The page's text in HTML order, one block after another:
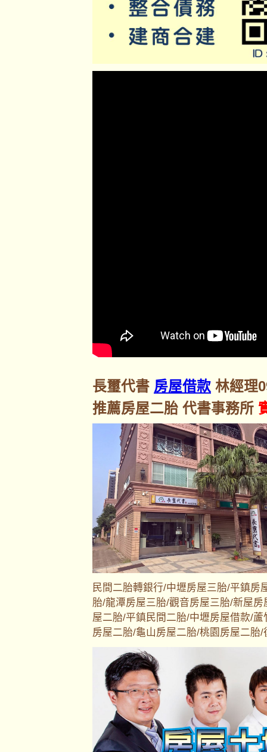
長璽代書 房屋借款 林經理
推薦房屋二胎 代書事務所
民間二胎轉銀行/中壢房屋三胎/平鎮房
胎/龍潭房屋三胎/觀音房屋三胎/新屋
屋二胎/平鎮民間二胎/中壢房屋借款/
房屋二胎/龜山房屋二胎/桃園房屋二胎/